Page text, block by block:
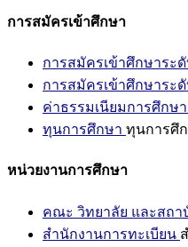
การสมัครเข้าศึกษา
การสมัครเข้าศึกษาร
การสมัครเข้าศึกษาร
ค่าธรรมเนียมการศึกษา
ทุนการศึกษา ทุนการศึ
หน่วยงานการศึกษา
คณะ วิทยาลัย และสถา
สำนักงานการทะเบียน